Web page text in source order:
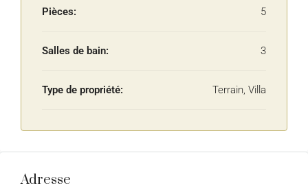
Pièces: 5
Salles de bain: 3
Type de propriété: Terrain, Villa
Adresse